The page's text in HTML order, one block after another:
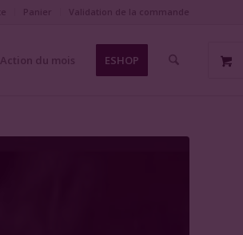
Action du mois ESHOP